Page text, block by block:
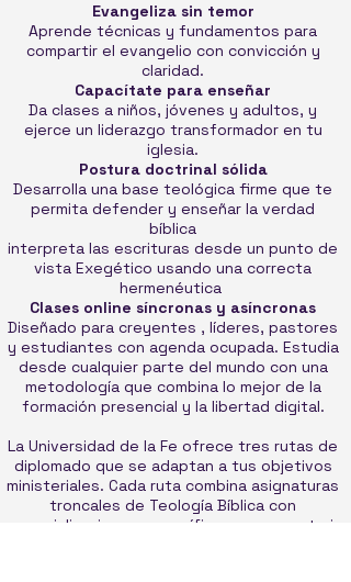
Evangeliza sin temor
Aprende técnicas y fundamentos para
compartir el evangelio con convicción y
claridad.
Capacítate para enseñar
Da clases a niños, jóvenes y adultos, y
ejerce un liderazgo transformador en tu
iglesia.
Postura doctrinal sólida
Desarrolla una base teológica firme que te
permita defender y enseñar la verdad
bíblica
interpreta las escrituras desde un punto de
vista Exegético usando una correcta
hermenéutica
Clases online síncronas y asíncronas
Diseñado para creyentes , líderes, pastores
y estudiantes con agenda ocupada. Estudia
desde cualquier parte del mundo con una
metodología que combina lo mejor de la
formación presencial y la libertad digital.
La Universidad de la Fe ofrece tres rutas de
diplomado que se adaptan a tus objetivos
ministeriales. Cada ruta combina asignaturas
troncales de Teología Bíblica con
especializaciones específicas para construir